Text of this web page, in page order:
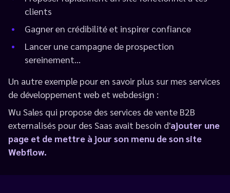
clients
Gagner en crédibilité et inspirer confiance
Lancer une campagne de prospection
sereinement…
Un autre exemple pour en savoir plus sur mes services
de développement web et webdesign :
Wu Sales qui propose des services de vente B2B
externalisés pour des Saas avait besoin d'ajouter une
page et de mettre à jour son menu de son site
Webflow.